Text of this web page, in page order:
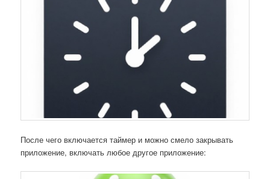
После чего включается таймер и можно смело закрывать
приложение, включать любое другое приложение: